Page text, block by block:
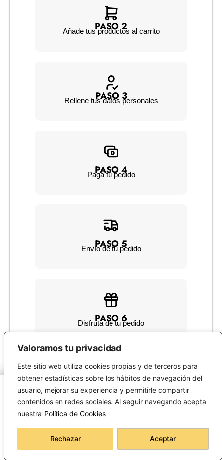
Valoramos tu privacidad
Este sitio web utiliza cookies propias y de terceros para
obtener estadísticas sobre los hábitos de navegación del
usuario, mejorar su experiencia y permitirle compartir
contenidos en redes sociales. Al seguir navegando acepta
nuestra Política de Cookies
Rechazar Aceptar
PASO 2
Añade tus productos al carrito
PASO 3
Rellene tus datos personales
PASO 4
Paga tu pedido
PASO 5
Envío de tu pedido
PASO 6
Disfruta de tu pedido
INFORMACIÓN
Política de Cookies